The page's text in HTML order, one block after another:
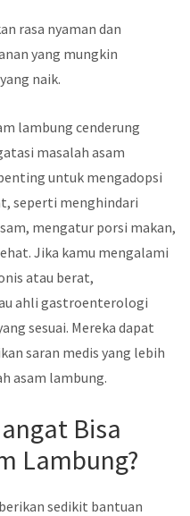
rasa nyaman dan
yang mungkin
naik.
lambung cenderung
masalah asam
untuk mengadopsi
seperti menghindari
mengatur porsi makan,
Jika kamu mengalami
atau berat,
ahli gastroenterologi
sesuai. Mereka dapat
saran medis yang lebih
asam lambung.
Bisa
Lambung?
sedikit bantuan